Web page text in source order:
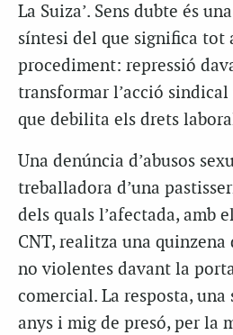
La Suiza’. Sens dubte és
síntesi del que significa tot
procediment: repressió
transformar l’acció
que debilita els drets
Una denúncia d’abusos
treballadora d’una
dels quals l’afectada, amb
CNT, realitza una
no violentes davant la
comercial. La resposta, una
anys i mig de presó, per la